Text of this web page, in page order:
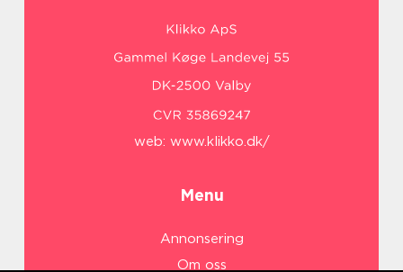
web: www.klikko.dk/
Menu
Annonsering
Om oss